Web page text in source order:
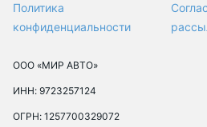
Политика
конфиденциальности
ООО «МИР АВТО»
ИНН: 9723257124
ОГРН: 1257700329072